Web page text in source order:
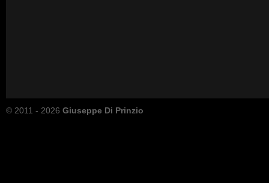
© 2011 - 2026 Giuseppe Di Prinzio